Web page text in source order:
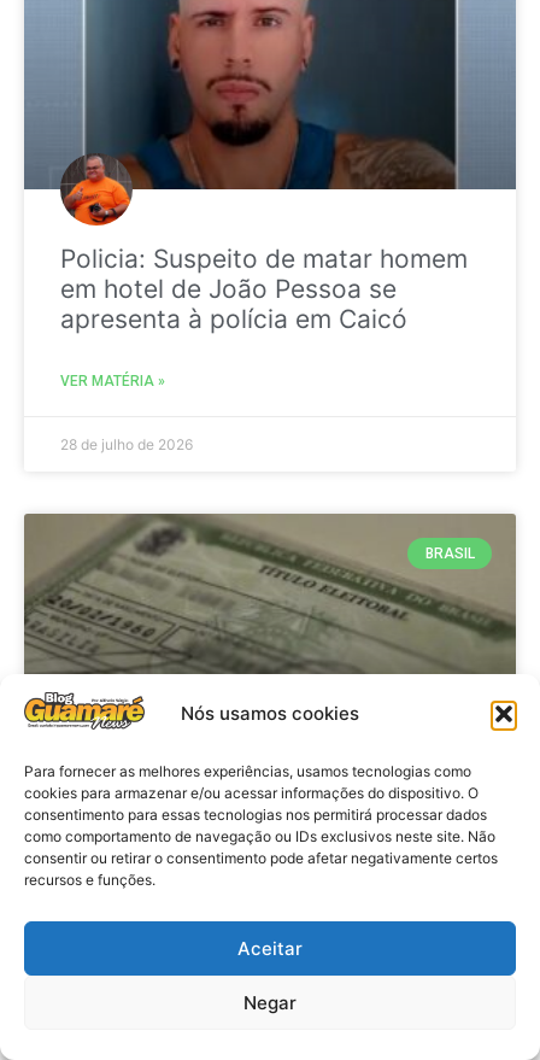
Nós usamos cookies
Para fornecer as melhores experiências, usamos tecnologias como
cookies para armazenar e/ou acessar informações do dispositivo. O
consentimento para essas tecnologias nos permitirá processar dados
como comportamento de navegação ou IDs exclusivos neste site. Não
consentir ou retirar o consentimento pode afetar negativamente certos
recursos e funções.
Aceitar
Negar
Policia: Suspeito de matar homem
em hotel de João Pessoa se
apresenta à polícia em Caicó
VER MATÉRIA »
28 de julho de 2026
BRASIL
Brasil: Policia Federal investiga
753 casos de crimes eleitorais
antes das eleições